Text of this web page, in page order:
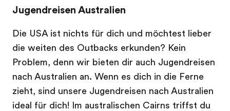
Jugendreisen Australien
Die USA ist nichts für dich und möchtest lieber
die weiten des Outbacks erkunden? Kein
Problem, denn wir bieten dir auch Jugendreisen
nach Australien an. Wenn es dich in die Ferne
zieht, sind unsere Jugendreisen nach Australien
ideal für dich! Im australischen Cairns triffst du